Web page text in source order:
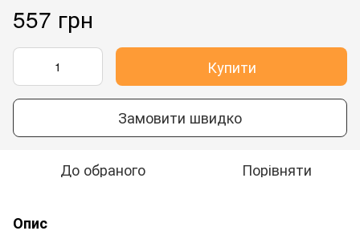
557 грн
Купити
Замовити швидко
До обраного Порівняти
Опис